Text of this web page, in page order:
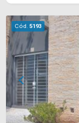
pavimentos
apartamento
uma sala de
serviço. > 12 dormitórios; > 06 banheiros social;
Esta localizado
Joaquim Bôer
acesso a Av.
Rod. Luiz de
Cód. 5193